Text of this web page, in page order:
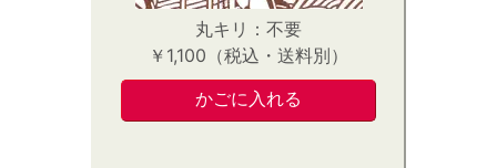
丸キリ：不要
￥1,100（税込・送料別）